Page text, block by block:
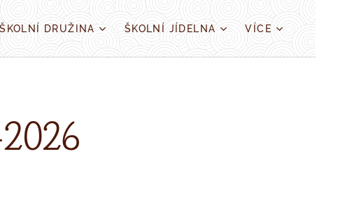
ŠKOLNÍ DRUŽINA ŠKOLNÍ JÍDELNA VÍCE